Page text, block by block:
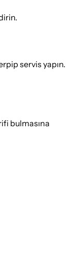
servis yapın.
bulmasına